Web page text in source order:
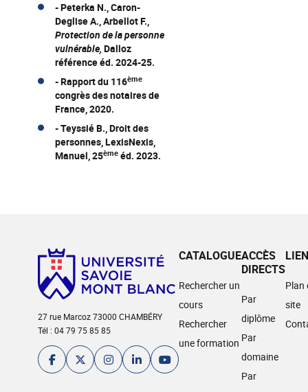
- Peterka N., Caron-
Deglise A., Arbellot F.,
Protection de la personne
vulnérable, Dalloz
référence éd. 2024-25.
- Rapport du 116ème
congrès des notaires de
France, 2020.
- Teyssié B., Droit des
personnes, LexisNexis,
Manuel, 25ème éd. 2023.
27 rue Marcoz 73000 CHAMBÉRY
Tél : 04 79 75 85 85
CATALOGUE
Rechercher un
cours
Rechercher
une formation
ACCÈS
DIRECTS
Par
diplôme
Par
domaine
Par
Plan
site